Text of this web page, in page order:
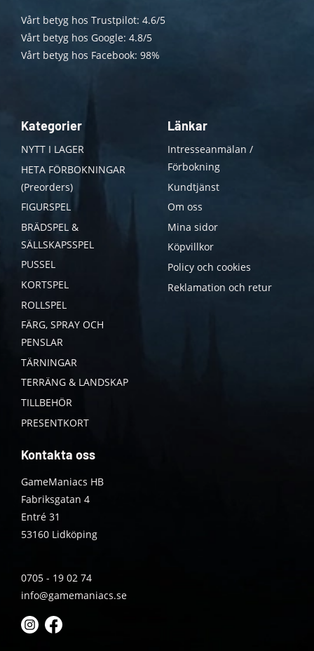
Vårt betyg hos Trustpilot: 4.6/5
Vårt betyg hos Google: 4.8/5
Vårt betyg hos Facebook: 98%
Kategorier
NYTT I LAGER
HETA FÖRBOKNINGAR
(Preorders)
FIGURSPEL
BRÄDSPEL &
SÄLLSKAPSSPEL
PUSSEL
KORTSPEL
ROLLSPEL
FÄRG, SPRAY OCH
PENSLAR
TÄRNINGAR
TERRÄNG & LANDSKAP
TILLBEHÖR
PRESENTKORT
Länkar
Intresseanmälan /
Förbokning
Kundtjänst
Om oss
Mina sidor
Köpvillkor
Policy och cookies
Reklamation och retur
Kontakta oss
GameManiacs HB
Fabriksgatan 4
Entré 31
53160 Lidköping
0705 - 19 02 74
info@gamemaniacs.se